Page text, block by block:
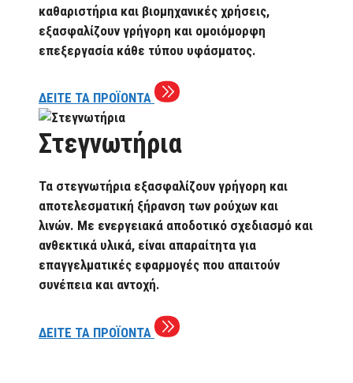
καθαριστήρια και βιομηχανικές χρήσεις,
εξασφαλίζουν γρήγορη και ομοιόμορφη
επεξεργασία κάθε τύπου υφάσματος.
ΔΕΙΤΕ ΤΑ ΠΡΟΪΟΝΤΑ
Στεγνωτήρια
Τα στεγνωτήρια εξασφαλίζουν γρήγορη και
αποτελεσματική ξήρανση των ρούχων και
λινών. Με ενεργειακά αποδοτικό σχεδιασμό και
ανθεκτικά υλικά, είναι απαραίτητα για
επαγγελματικές εφαρμογές που απαιτούν
συνέπεια και αντοχή.
ΔΕΙΤΕ ΤΑ ΠΡΟΪΟΝΤΑ